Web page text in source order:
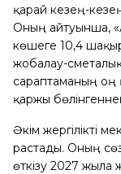
қарай кезең-
Оның айтуынша,
көшеге 10,4
жобалау-
сараптаманың оң
қаржы
Әкім жергілікті
растады. Оның
өткізу 2027